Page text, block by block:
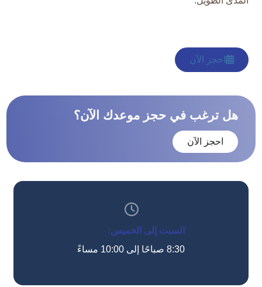
احجز الآن
هل ترغب في حجز موعدك الآن؟
احجز الآن
السبت إلى الخميس:
8:30 صباحًا إلى 10:00 مساءً